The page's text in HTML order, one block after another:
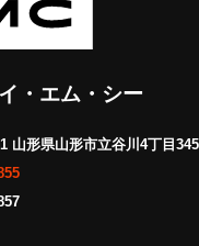
・エム・シー
山形県山形市立谷川4丁目